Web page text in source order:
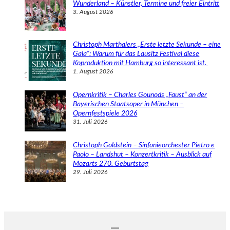
Wunderland – Künstler, Termine und freier Eintritt
3. August 2026
Christoph Marthalers „Erste letzte Sekunde – eine
Gala“: Warum für das Lausitz Festival diese
Koproduktion mit Hamburg so interessant ist.
1. August 2026
Opernkritik – Charles Gounods „Faust“ an der
Bayerischen Staatsoper in München –
Opernfestspiele 2026
31. Juli 2026
Christoph Goldstein – Sinfonieorchester Pietro e
Paolo – Landshut – Konzertkritik – Ausblick auf
Mozarts 270. Geburtstag
29. Juli 2026